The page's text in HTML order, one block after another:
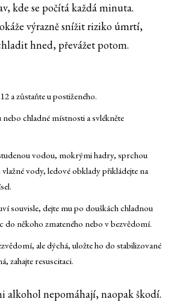
kde se počítá každá minuta.
výrazně snížit riziko úmrtí,
hned, převážet potom.
a zůstaňte u postiženého.
chladné místnosti a svlékněte
vodou, mokrými hadry, sprchou
vody, ledové obklady přikládejte na
souvisle, dejte mu po douškách chladnou
do někoho zmateného nebo v bezvědomí.
ale dýchá, uložte ho do stabilizované
zahajte resuscitaci.
alkohol nepomáhají, naopak škodí.